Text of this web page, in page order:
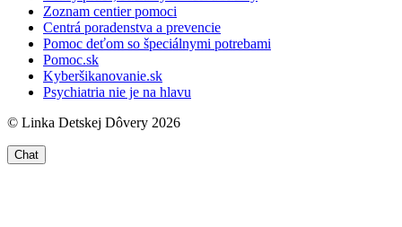
Zoznam centier pomoci
Centrá poradenstva a prevencie
Pomoc deťom so špeciálnymi potrebami
Pomoc.sk
Kyberšikanovanie.sk
Psychiatria nie je na hlavu
© Linka Detskej Dôvery 2026